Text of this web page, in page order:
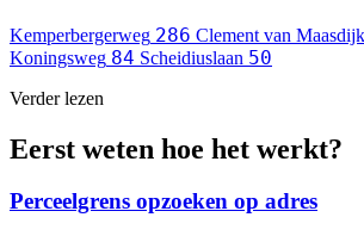
Kemperbergerweg 286 Clement van
Koningsweg 84 Scheidiuslaan 50
Verder lezen
Eerst weten hoe het werkt?
Perceelgrens opzoeken op adres